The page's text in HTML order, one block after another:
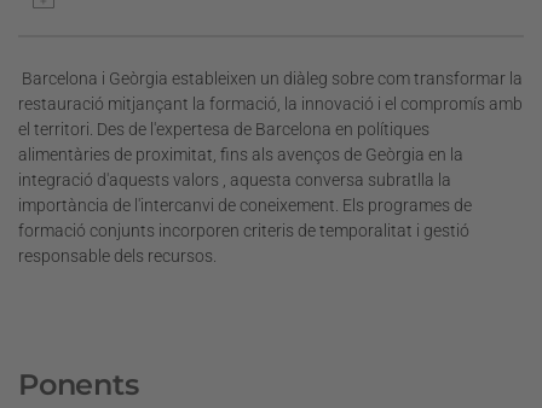
Barcelona i Geòrgia estableixen un diàleg sobre com transformar la
restauració mitjançant la formació, la innovació i el compromís amb
el territori. Des de l'expertesa de Barcelona en polítiques
alimentàries de proximitat, fins als avenços de Geòrgia en la
integració d'aquests valors , aquesta conversa subratlla la
importància de l'intercanvi de coneixement. Els programes de
formació conjunts incorporen criteris de temporalitat i gestió
responsable dels recursos.
Ponents